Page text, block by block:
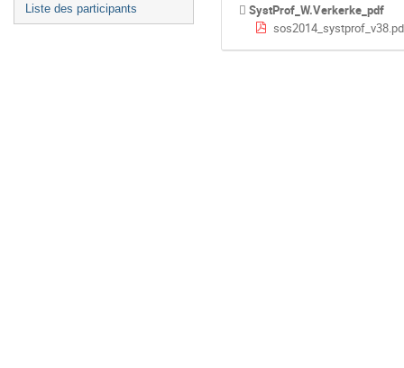
Liste des participants
SystProf_W.Verkerke_pdf